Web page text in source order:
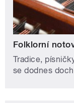
Folklorní
Tradice,
se dodnes